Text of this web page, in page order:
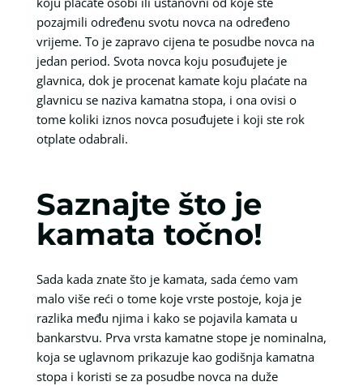
pozajmili određenu svotu novca na određeno
vrijeme. To je zapravo cijena te posudbe novca na
jedan period. Svota novca koju posuđujete je
glavnica, dok je procenat kamate koju plaćate na
glavnicu se naziva kamatna stopa, i ona ovisi o
tome koliki iznos novca posuđujete i koji ste rok
otplate odabrali.
Saznajte što je
kamata točno!
Sada kada znate što je kamata, sada ćemo vam
malo više reći o tome koje vrste postoje, koja je
razlika među njima i kako se pojavila kamata u
bankarstvu. Prva vrsta kamatne stope je nominalna,
koja se uglavnom prikazuje kao godišnja kamatna
stopa i koristi se za posudbe novca na duže